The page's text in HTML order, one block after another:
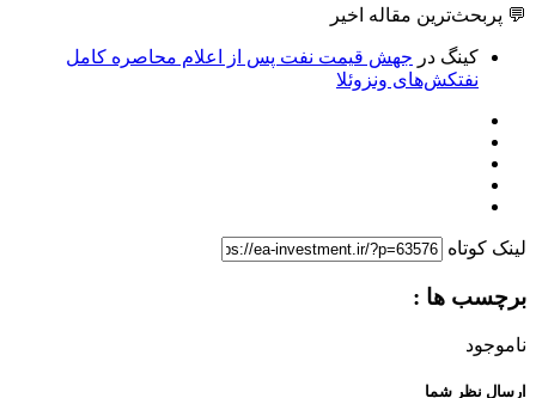
💬 پربحث‌ترین مقاله اخیر
کینگ در جهش قیمت نفت پس از اعلام محاصره کامل
نفتکش‌های ونزوئلا
لینک کوتاه
برچسب ها :
ناموجود
ارسال نظر شما